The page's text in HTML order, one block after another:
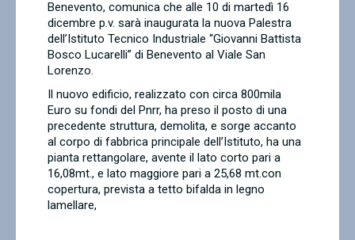
Benevento, comunica che alle 10 di martedì 16
dicembre p.v. sarà inaugurata la nuova Palestra
dell’Istituto Tecnico Industriale “Giovanni Battista
Bosco Lucarelli” di Benevento al Viale San
Lorenzo.
Il nuovo edificio, realizzato con circa 800mila
Euro su fondi del Pnrr, ha preso il posto di una
precedente struttura, demolita, e sorge accanto
al corpo di fabbrica principale dell’Istituto, ha una
pianta rettangolare, avente il lato corto pari a
16,08mt., e lato maggiore pari a 25,68 mt.con
copertura, prevista a tetto bifalda in legno
lamellare,